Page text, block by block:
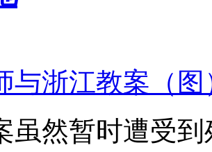
与浙江教案（图
虽然暂时遭受